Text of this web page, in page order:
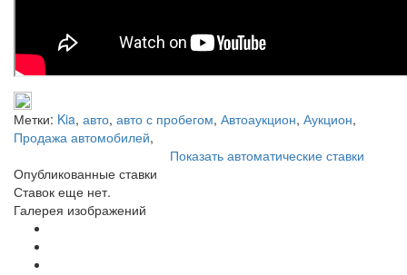
Метки: Kia, авто, авто с пробегом, Автоаукцион, Аукцион,
Продажа автомобилей,
Показать автоматические ставки
Опубликованные ставки
Ставок еще нет.
Галерея изображений